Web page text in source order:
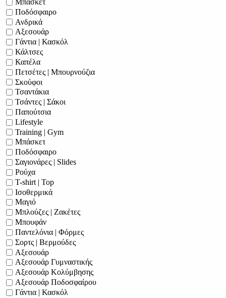
Μπάσκετ
Ποδόσφαιρο
Ανδρικά
Αξεσουάρ
Γάντια | Κασκόλ
Κάλτσες
Καπέλα
Πετσέτες | Μπουρνούζια
Σκούφοι
Τσαντάκια
Τσάντες | Σάκοι
Παπούτσια
Lifestyle
Training | Gym
Μπάσκετ
Ποδόσφαιρο
Σαγιονάρες | Slides
Ρούχα
T-shirt | Top
Ισοθερμικά
Μαγιό
Μπλούζες | Ζακέτες
Μπουφάν
Παντελόνια | Φόρμες
Σορτς | Βερμούδες
Αξεσουάρ
Αξεσουάρ Γυμναστικής
Αξεσουάρ Κολύμβησης
Αξεσουάρ Ποδοσφαίρου
Γάντια | Κασκόλ